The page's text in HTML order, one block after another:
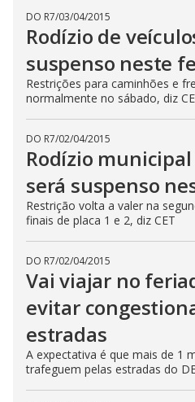
DO R7/03/04/2015
Rodízio de
suspenso neste
Restrições para caminhões e
normalmente no sábado, diz
DO R7/02/04/2015
Rodízio
será suspenso
Restrição volta a valer na
finais de placa 1 e 2, diz CET
DO R7/02/04/2015
Vai viajar no
evitar
estradas
A expectativa é que mais de 1
trafeguem pelas estradas do